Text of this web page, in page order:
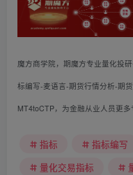
魔方商学院，期魔方专业量化投
标编写-麦语言-期货行情分析-期
MT4toCTP，为金融从业人员更多
指标 指标编写
量化交易指标